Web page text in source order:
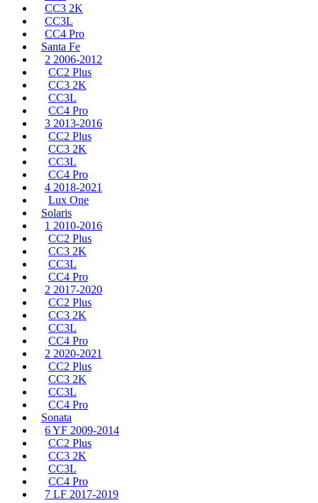
CC3 2K
CC3L
CC4 Pro
Santa Fe
2 2006-2012
CC2 Plus
CC3 2K
CC3L
CC4 Pro
3 2013-2016
CC2 Plus
CC3 2K
CC3L
CC4 Pro
4 2018-2021
Lux One
Solaris
1 2010-2016
CC2 Plus
CC3 2K
CC3L
CC4 Pro
2 2017-2020
CC2 Plus
CC3 2K
CC3L
CC4 Pro
2 2020-2021
CC2 Plus
CC3 2K
CC3L
CC4 Pro
Sonata
6 YF 2009-2014
CC2 Plus
CC3 2K
CC3L
CC4 Pro
7 LF 2017-2019